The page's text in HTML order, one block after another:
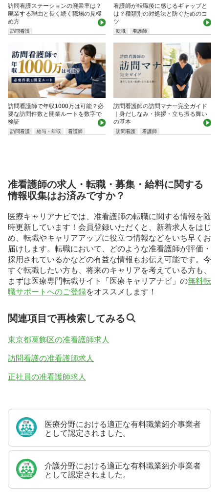
訪問看護ステーションの廃業率は？
廃業する理由と長く続く職場の見極
め方
訪問看護
看護師が転職後に感じるギャップと
は？種類別の対処法と防ぐためのコ
ツ
転職 看護師
訪問看護師で年収1000万は可能？必
要な訪問件数と開業ルートを数字で
検証
訪問看護 給与・年収 看護師
訪問看護師の訪問マナー完全ガイド
｜身だしなみ・挨拶・立ち振る舞い
の基本
訪問看護 看護師
准看護師の求人・転職・募集・給料に関する
情報収集はお済みですか？
医療キャリアナビでは、准看護師の転職に関する情報を随
時更新しています！会員登録いただくと、新着求人をはじ
め、転職やキャリアアップに役立つ情報などをいち早くお
届けします。転職において、どのような准看護師が評価・
採用されているかなどの有益な情報もお伝え可能です。今
すぐ転職したい方も、将来のキャリアを考えている方も、
まずは医療専門転職サイト「医療キャリアナビ」の無料転
職サポートへのご登録をオススメします！
関連項目で再検索してみる
東京都葛飾区の准看護師求人
訪問看護の准看護師求人
正社員の准看護師求人
医療分野における適正な有料職業紹介事業者
として認定されました。
介護分野における適正な有料職業紹介事業者
として認定されました。